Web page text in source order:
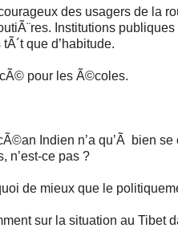
des usagers de la
Institutions publiques
que d’habitude.
pour les Ã©coles.
Indien n’a qu’Ã bien
n’est-ce pas ?
de mieux que le
sur la situation au Tibet